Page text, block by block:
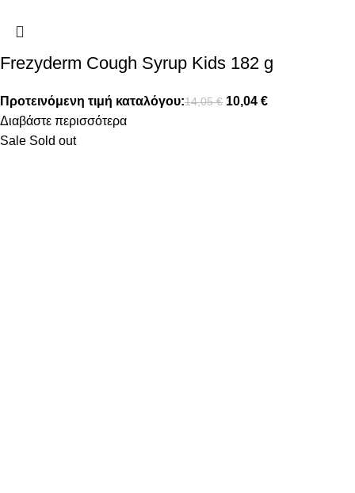
Frezyderm Cough Syrup Kids 182 g
Προτεινόμενη τιμή καταλόγου:14,05€ 10,04 €
Διαβάστε περισσότερα
Sale Sold out